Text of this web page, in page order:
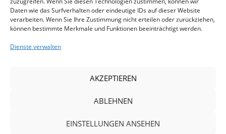
Daten wie das Surfverhalten oder eindeutige IDs auf dieser Website
verarbeiten. Wenn Sie Ihre Zustimmung nicht erteilen oder zurückziehen,
können bestimmte Merkmale und Funktionen beeinträchtigt werden.
Dienste verwalten
AKZEPTIEREN
ABLEHNEN
EINSTELLUNGEN ANSEHEN
Informationen in
Mitglied in der Diakonie Hessen